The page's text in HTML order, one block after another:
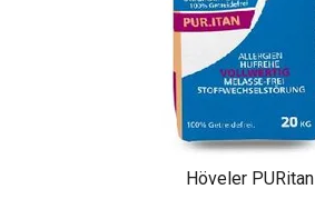
Höveler PURitan